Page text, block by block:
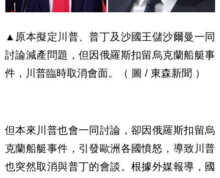
▲原本擬定川普、普丁及沙國王儲沙爾曼一同
討論減產問題，但因俄羅斯扣留烏克蘭船艇事
件，川普臨時取消會面。（ 圖 / 東森新聞 ）
但本來川普也會一同討論，卻因俄羅斯扣留烏
克蘭船艇事件，引發歐洲各國憤怒，導致川普
也突然取消與普丁的會談。根據外媒報導，國